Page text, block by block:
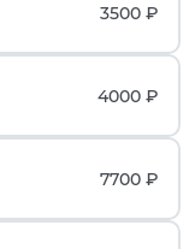
3500 ₽
4000 ₽
7700 ₽